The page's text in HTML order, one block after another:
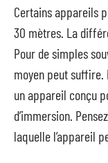
Certains appareils
30 mètres. La
Pour de simples
moyen peut
un appareil conçu
d’immersion.
laquelle l’appareil